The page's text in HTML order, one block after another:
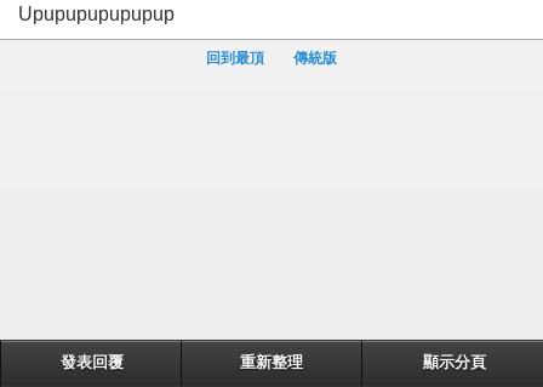
Upupupupupupup
回到最頂 傳統版
發表回覆 重新整理 顯示分頁